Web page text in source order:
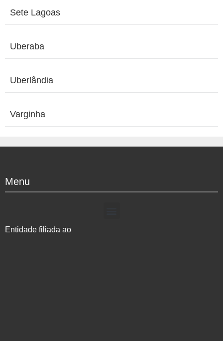
Sete Lagoas
Uberaba
Uberlândia
Varginha
Menu
Entidade filiada ao